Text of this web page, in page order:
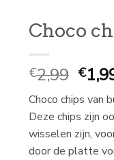
Choco
€2,99
prijs
was:
€
2,99.
€
Choco chips van
Deze chips zijn
wisselen zijn,
door de platte